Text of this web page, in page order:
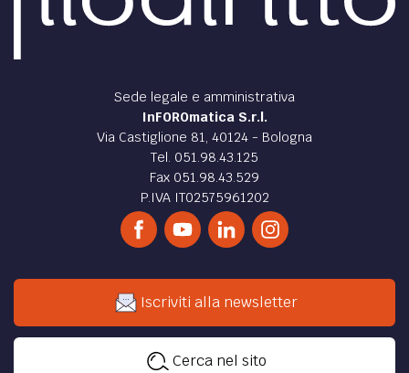
Sede legale e amministrativa
InFOROmatica S.r.l.
Via Castiglione 81, 40124 - Bologna
Tel. 051.98.43.125
Fax 051.98.43.529
P.IVA IT02575961202
Iscriviti alla newsletter
Cerca nel sito